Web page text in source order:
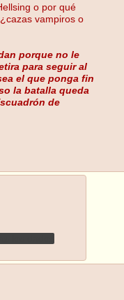
o por qué
vampiros o
porque no le
para seguir al
el que ponga fin
la batalla queda
de